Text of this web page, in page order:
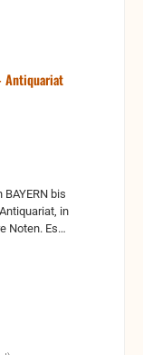
Antiquariat
Noten. Es